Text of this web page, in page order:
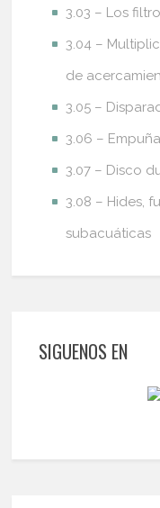
3.03 – Los
3.04 –
de
3.05 –
3.06 –
3.07 – Disco
3.08 – Hides,
subacuáticas
SIGUENOS EN